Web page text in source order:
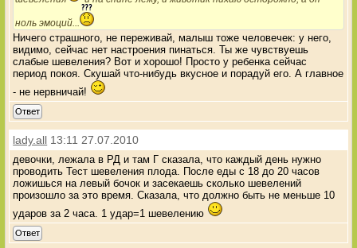
ноль эмоций...
Ничего страшного, не переживай, малыш тоже человечек: у него,
видимо, сейчас нет настроения пинаться. Ты же чувствуешь
слабые шевеления? Вот и хорошо! Просто у ребенка сейчас
период покоя. Скушай что-нибудь вкусное и порадуй его. А главное
- не нервничай!
Ответ
lady.all 13:11 27.07.2010
девочки, лежала в РД и там Г сказала, что каждый день нужно
проводить Тест шевеления плода. После еды с 18 до 20 часов
ложишься на левый бочок и засекаешь сколько шевелений
произошло за это время. Сказала, что должно быть не меньше 10
ударов за 2 часа. 1 удар=1 шевелению
Ответ